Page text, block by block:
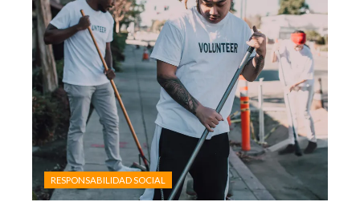
RESPONSABILIDAD SOCIAL